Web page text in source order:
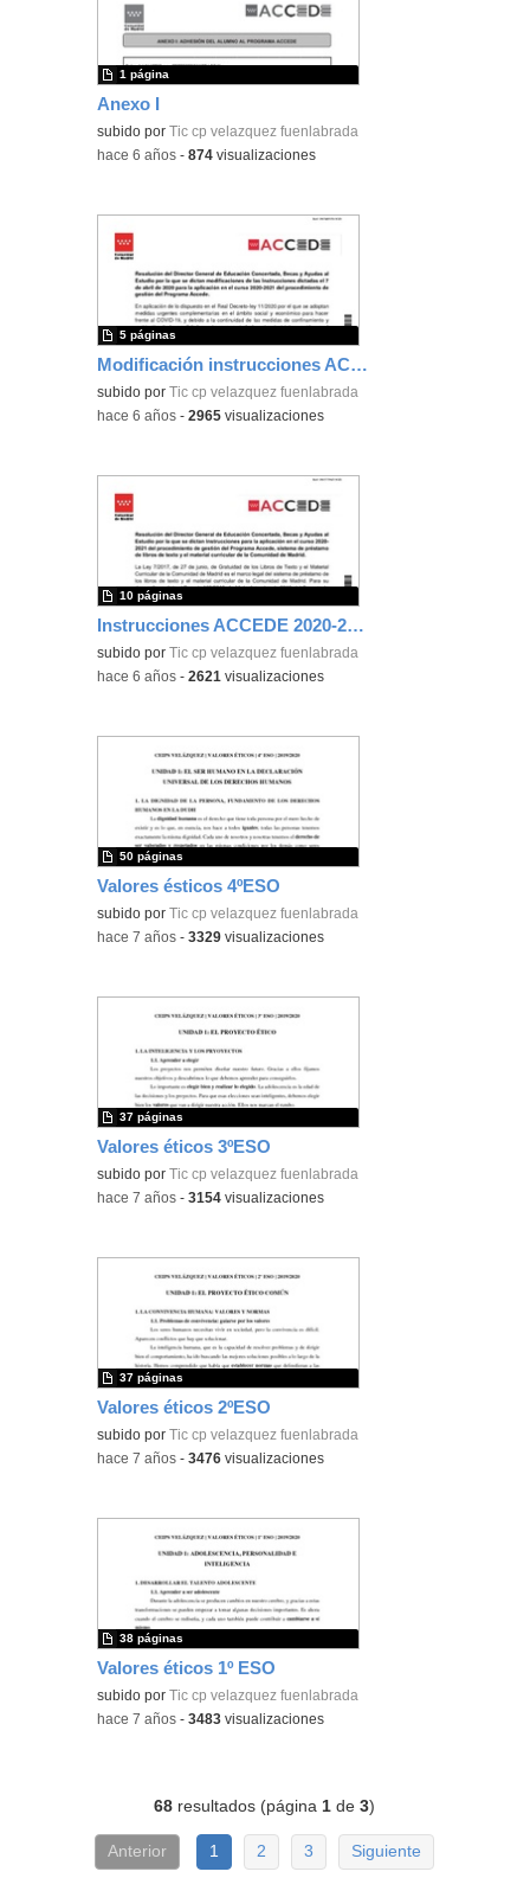
Anexo I
subido por Tic cp velazquez fuenlabrada
1 página
-hace 6 años -874 visualizaciones
Modificación instrucciones ACCEDE 2020-2021
subido por Tic cp velazquez fuenlabrada
5 páginas
-hace 6 años -2965 visualizaciones
Instrucciones ACCEDE 2020-2021
subido por Tic cp velazquez fuenlabrada
10 páginas
-hace 6 años -2621 visualizaciones
Valores ésticos 4ºESO
subido por Tic cp velazquez fuenlabrada
50 páginas
-hace 7 años -3329 visualizaciones
Valores éticos 3ºESO
subido por Tic cp velazquez fuenlabrada
37 páginas
-hace 7 años -3154 visualizaciones
Valores éticos 2ºESO
subido por Tic cp velazquez fuenlabrada
37 páginas
-hace 7 años -3476 visualizaciones
Valores éticos 1º ESO
subido por Tic cp velazquez fuenlabrada
38 páginas
-hace 7 años -3483 visualizaciones
68 resultados (página 1 de3)
Anterior 1 2 3 Siguiente